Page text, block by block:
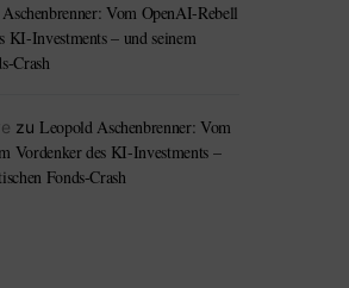
Vom OpenAI-Rebell
KI-Investments – und seinem
Crash
zu Leopold Aschenbrenner: Vom
Vordenker des KI-Investments –
Fonds-Crash